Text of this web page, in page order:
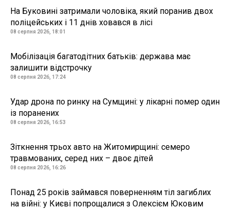
На Буковині затримали чоловіка, який поранив двох
поліцейських і 11 днів ховався в лісі
08 серпня 2026, 18:01
Мобілізація багатодітних батьків: держава має
залишити відстрочку
08 серпня 2026, 17:24
Удар дрона по ринку на Сумщині: у лікарні помер один
із поранених
08 серпня 2026, 16:53
Зіткнення трьох авто на Житомирщині: семеро
травмованих, серед них – двоє дітей
08 серпня 2026, 16:26
Понад 25 років займався поверненням тіл загиблих
на війні: у Києві попрощалися з Олексієм Юковим